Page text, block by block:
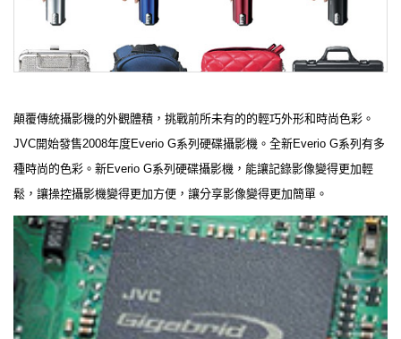
顛覆傳統攝影機的外觀體積，挑戰前所未有的的輕巧外形和時尚色彩。
JVC開始發售2008年度Everio G系列硬碟攝影機。全新Everio G系列有多
種時尚的色彩。新Everio G系列硬碟攝影機，能讓記錄影像變得更加輕
鬆，讓操控攝影機變得更加方便，讓分享影像變得更加簡單。